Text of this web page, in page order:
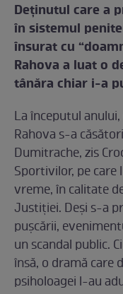
Deținutul care a
în sistemul
însurat cu
Rahova a luat o
tânăra chiar i-a
La începutul
Rahova s-a
Dumitrache, zis
Sportivilor, pe care
vreme, în calitate
Justiţiei. Deși s-a
pușcării,
un scandal public.
însă, o dramă care
psiholoagei l-au